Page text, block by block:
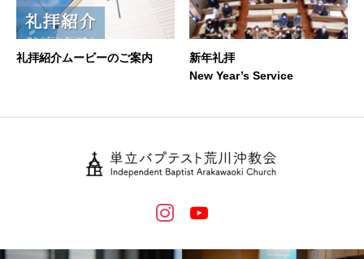
礼拝紹介ムービーのご案内
新年礼拝
New Year’s Service